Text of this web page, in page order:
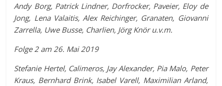
Andy Borg, Patrick Lindner, Dorfrocker, Paveier, Eloy de
Jong, Lena Valaitis, Alex Reichinger, Granaten, Giovanni
Zarrella, Uwe Busse, Charlien, Jörg Knör u.v.m.
Folge 2 am 26. Mai 2019
Stefanie Hertel, Calimeros, Jay Alexander, Pia Malo, Peter
Kraus, Bernhard Brink, Isabel Varell, Maximilian Arland,